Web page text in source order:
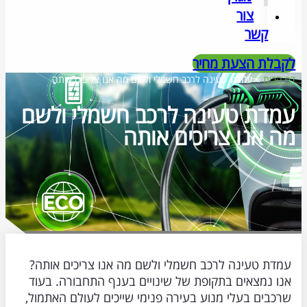
צור
קשר
לקבלת הצעת מחיר
דף הבית»עמדת טעינה לרכב חשמלי ולשם מה אנו צריכים אותה
עמדת טעינה לרכב חשמלי ולשם
מה אנו צריכים אותה
עמדת טעינה לרכב חשמלי ולשם מה אנו צריכים אותה?
אנו נמצאים בתקופת של שינויים בענף התחבורה. בעוד
שרכבים בעלי מנוע בעירה פנימי שייכים לעולם האתמול,